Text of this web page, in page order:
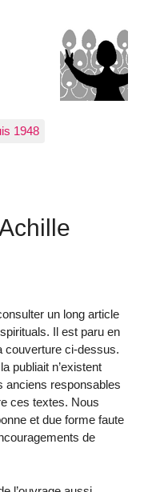
1948
un long article
Il est paru en
couverture ci-dessus.
publiait n’existent
anciens responsables
ces textes. Nous
et due forme faute
de